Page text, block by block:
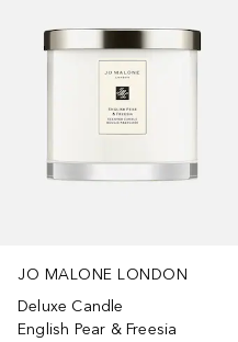
JO MALONE LONDON
Deluxe Candle
English Pear & Freesia